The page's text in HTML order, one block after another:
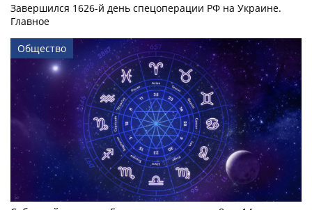
Завершился 1626-й день спецоперации РФ на Украине.
Главное
Общество